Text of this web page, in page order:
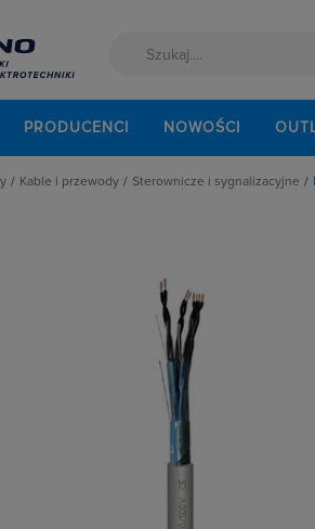
PRODUCENCI NOWOŚCI
Kable i przewody
Przewody instalacyjne
Sterownicze i sygnalizacyjne
Sterownicze i sygnalizacyjne